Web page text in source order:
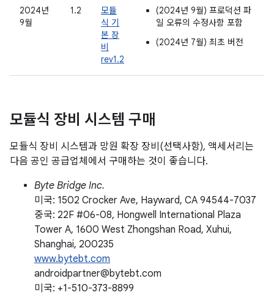
2024년
9월
1.2
모듈
식 기
본 장
비
rev1.2
(2024년 9월) 프로덕션 파
일 오류의 수정사항 포함
(2024년 7월) 최초 버전
모듈식 장비 시스템 구매
모듈식 장비 시스템과 망원 확장 장비(선택사항), 액세서리는
다음 공인 공급업체에서 구매하는 것이 좋습니다.
Byte Bridge Inc.
미국: 1502 Crocker Ave, Hayward, CA 94544-7037
중국: 22F #06-08, Hongwell International Plaza
Tower A, 1600 West Zhongshan Road, Xuhui,
Shanghai, 200235
www.bytebt.com
androidpartner@bytebt.com
미국: +1-510-373-8899